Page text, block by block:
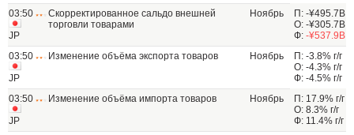
03:50
JP
Скорректированное сальдо внешней
торговли товарами
Ноябрь
П: -¥495.7B
О: -¥305.7B
Ф: -¥537.9B
03:50
JP
Изменение объёма экспорта товаров Ноябрь
П: -3.8% г/г
О: -4.3% г/г
Ф: -4.5% г/г
03:50
JP
Изменение объёма импорта товаров Ноябрь
П: 17.9% г/г
О: 8.3% г/г
Ф: 11.4% г/г